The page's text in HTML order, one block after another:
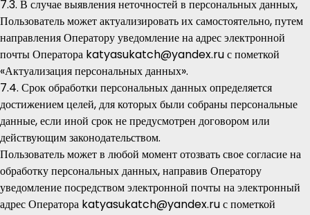
7.3. В случае выявления неточностей в персональных данных,
Пользователь может актуализировать их самостоятельно, путем
направления Оператору уведомление на адрес электронной
почты Оператора katyasukatch@yandex.ru с пометкой
«Актуализация персональных данных».
7.4. Срок обработки персональных данных определяется
достижением целей, для которых были собраны персональные
данные, если иной срок не предусмотрен договором или
действующим законодательством.
Пользователь может в любой момент отозвать свое согласие на
обработку персональных данных, направив Оператору
уведомление посредством электронной почты на электронный
адрес Оператора katyasukatch@yandex.ru с пометкой